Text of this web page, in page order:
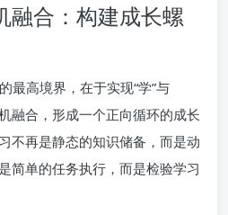
融合：构建成长螺
最高境界，在于实现“学”与
机融合，形成一个正向循环的成长
不再是静态的知识储备，而是动
简单的任务执行，而是检验学习